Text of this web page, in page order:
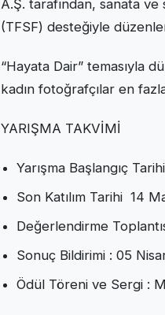
A.Ş. tarafından, sanata ve
(TFSF) desteğiyle
“Hayata Dair” temasıyla
kadın fotoğrafçılar en
YARIŞMA TAKVİMİ
Yarışma Başlangıç
Son Katılım Tarihi 14
Değerlendirme
Sonuç Bildirimi : 05
Ödül Töreni ve Sergi :